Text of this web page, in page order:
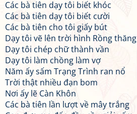
Các bà tiên dạy tôi biết khóc
Các bà tiên dạy tôi biết cười
Các bà tiên cho tôi giấy bút
Dạy tôi vẽ lên trời hình Rồng thăng
Dạy tôi chép chữ thành vần
Dạy tôi làm chồng làm vợ
Năm ấy sấm Trạng Trình ran nổ
Trời thật nhiều đạn bom
Nơi ấy lẽ Càn Khôn
Các bà tiên lần lượt về mây trắng